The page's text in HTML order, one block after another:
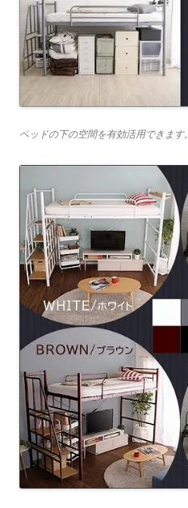
ベッドの下の空間を有効活用できます。